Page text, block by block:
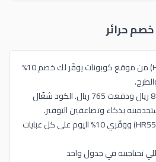
خصمحرائر
كود خصم حرائر 2026 (HR55) من موقع كوبونات يوفّر لك خصم 10%
جربته بنفسي على طلب بـ850 ريال ودفعت 765 ريال. الكود شغّال
بذكاء وتضاعفين التوفير.
👈 انسخي كود خصم حرائر (HR55) ووفّري 10% اليوم على كل عبايات
تحتاجينه في جدول واحد